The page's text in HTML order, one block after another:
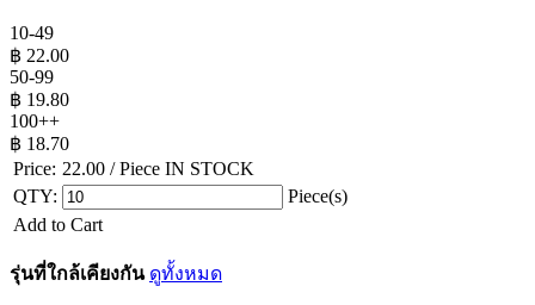
10-49
฿ 22.00
50-99
฿ 19.80
100++
฿ 18.70
Price: 22.00 / Piece IN STOCK
QTY:
Piece(s)
Add to Cart
รุ่นที่ใกล้เคียงกัน ดูทั้งหมด